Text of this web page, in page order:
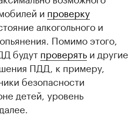
и проверку
алкогольного и
Помимо этого,
будут проверять и другие
ПДД, к примеру,
безопасности
детей, уровень